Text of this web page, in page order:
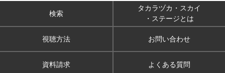
検索
タカラヅカ・スカイ
・ステージとは
視聴方法 お問い合わせ
資料請求 よくある質問